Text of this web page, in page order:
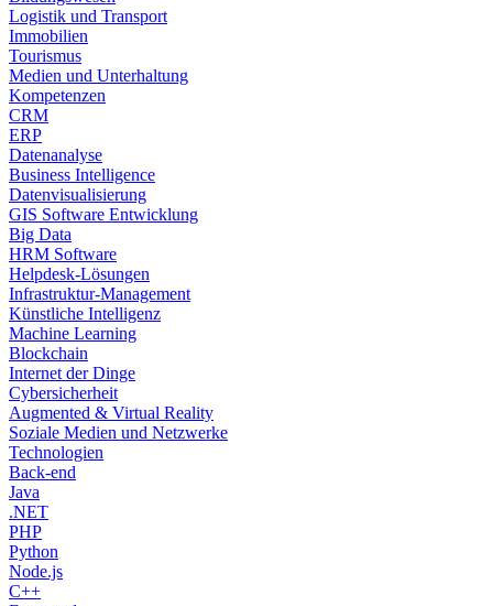
Logistik und Transport
Immobilien
Tourismus
Medien und Unterhaltung
Kompetenzen
CRM
ERP
Datenanalyse
Business Intelligence
Datenvisualisierung
GIS Software Entwicklung
Big Data
HRM Software
Helpdesk-Lösungen
Infrastruktur-Management
Künstliche Intelligenz
Machine Learning
Blockchain
Internet der Dinge
Cybersicherheit
Augmented & Virtual Reality
Soziale Medien und Netzwerke
Technologien
Back-end
Java
.NET
PHP
Python
Node.js
C++